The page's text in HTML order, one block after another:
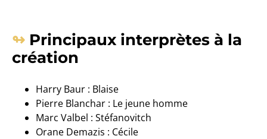
Principaux interprètes à la
création
Harry Baur : Blaise
Pierre Blanchar : Le jeune homme
Marc Valbel : Stéfanovitch
Orane Demazis : Cécile